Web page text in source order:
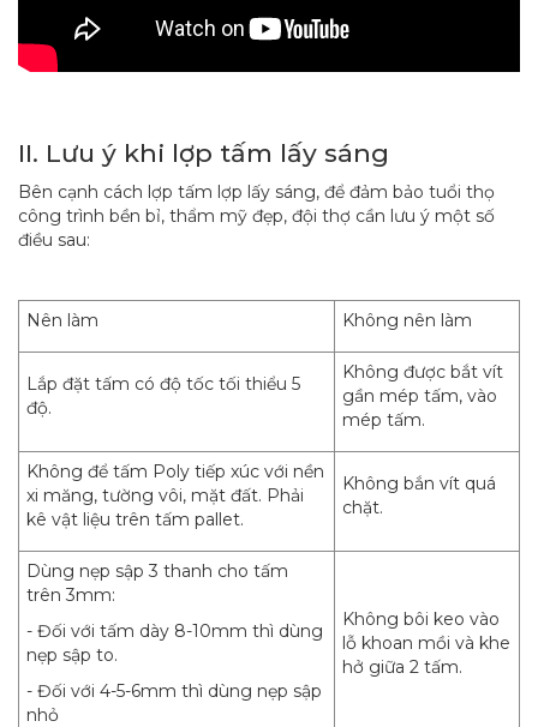
II. Lưu ý khi lợp tấm lấy sáng
Bên cạnh cách lợp tấm lợp lấy sáng, để đảm bảo tuổi thọ
công trình bền bỉ, thẩm mỹ đẹp, đội thợ cần lưu ý một số
điều sau:
Nên làm Không nên làm
Lắp đặt tấm có độ tốc tối thiểu 5
độ.
Không được bắt vít
gần mép tấm, vào
mép tấm.
Không để tấm Poly tiếp xúc với nền
xi măng, tường vôi, mặt đất. Phải
kê vật liệu trên tấm pallet.
Không bắn vít quá
chặt.
Dùng nẹp sập 3 thanh cho tấm
trên 3mm:
- Đối với tấm dày 8-10mm thì dùng
nẹp sập to.
- Đối với 4-5-6mm thì dùng nẹp sập
nhỏ
Không bôi keo vào
lỗ khoan mồi và khe
hở giữa 2 tấm.